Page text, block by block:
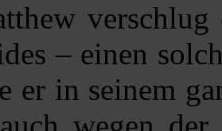
verschlug
– einen
er in seinem